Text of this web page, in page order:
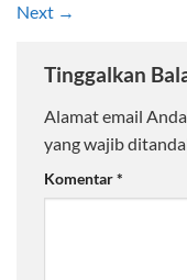
Next →
Tinggalkan
Alamat email
yang wajib
Komentar*